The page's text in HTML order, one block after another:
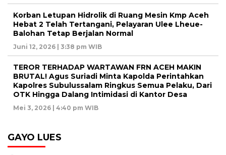
Korban Letupan Hidrolik di Ruang Mesin Kmp Aceh
Hebat 2 Telah Tertangani, Pelayaran Ulee Lheue-
Balohan Tetap Berjalan Normal
Juni 12, 2026 | 3:38 pm WIB
TEROR TERHADAP WARTAWAN FRN ACEH MAKIN
BRUTAL! Agus Suriadi Minta Kapolda Perintahkan
Kapolres Subulussalam Ringkus Semua Pelaku, Dari
OTK Hingga Dalang Intimidasi di Kantor Desa
Mei 3, 2026 | 4:40 pm WIB
GAYO LUES